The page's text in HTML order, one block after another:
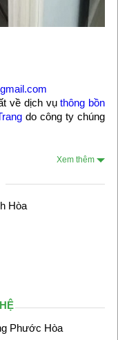
về dịch vụthông bồn
do công ty chúng
Xem thêm
Hòa
Phước Hòa